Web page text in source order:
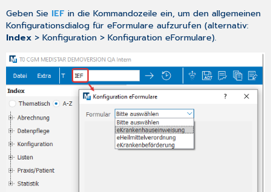
Geben Sie IEF in die Kommandozeile ein, um den allgemeinen
Konfigurationsdialog für eFormulare aufzurufen (alternativ:
Index > Konfiguration > Konfiguration eFormulare).